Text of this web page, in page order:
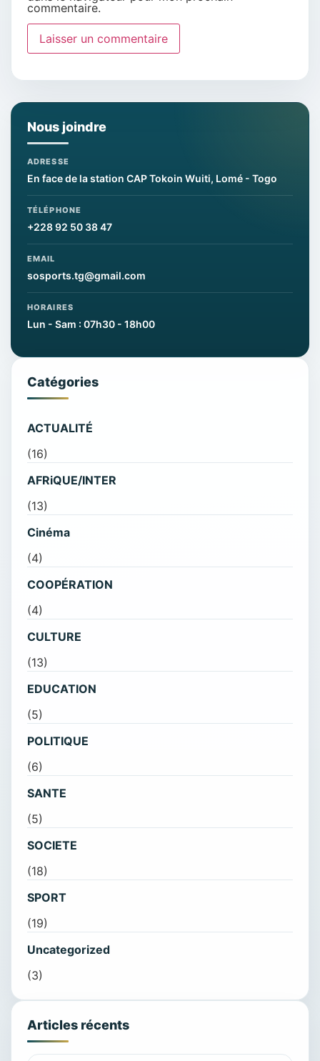
commentaire.
Nous joindre
ADRESSE
En face de la station CAP Tokoin Wuiti, Lomé - Togo
TÉLÉPHONE
+228 92 50 38 47
EMAIL
sosports.tg@gmail.com
HORAIRES
Lun - Sam : 07h30 - 18h00
Catégories
ACTUALITÉ
(16)
AFRiQUE/INTER
(13)
Cinéma
(4)
COOPÉRATION
(4)
CULTURE
(13)
EDUCATION
(5)
POLITIQUE
(6)
SANTE
(5)
SOCIETE
(18)
SPORT
(19)
Uncategorized
(3)
Articles récents